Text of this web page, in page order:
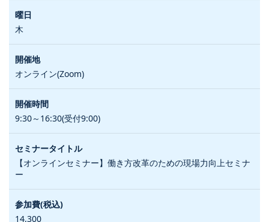
木
オンライン(Zoom)
9:30～16:30(受付9:00)
【オンラインセミナー】働き方改革のための現場力向上セミナ
ー
14,300